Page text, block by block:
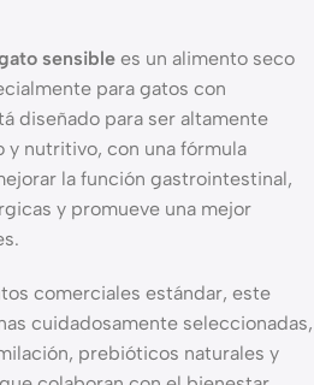
sensible es un alimento seco
para gatos con
diseñado para ser altamente
nutritivo, con una fórmula
la función gastrointestinal,
y promueve una mejor
comerciales estándar, este
cuidadosamente seleccionadas,
prebióticos naturales y